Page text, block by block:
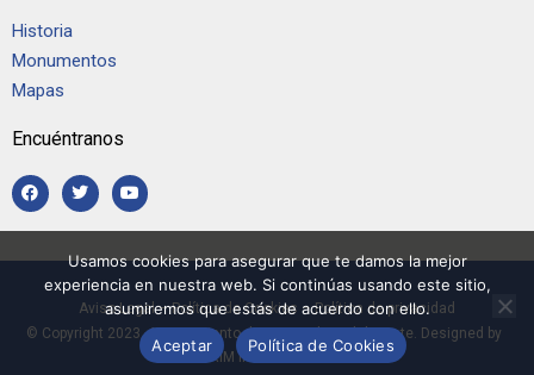
Historia
Monumentos
Mapas
Encuéntranos
Aviso Legal–Política de Cookies –Política de privacidad
© Copyright 2023, Ayuntamiento de Casarrubios del Monte. Designed by
RIM Informática.
Usamos cookies para asegurar que te damos la mejor
experiencia en nuestra web. Si continúas usando este sitio,
asumiremos que estás de acuerdo con ello.
Aceptar
Política de Cookies